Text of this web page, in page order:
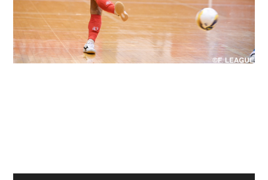
立川アスレティックFC
ペスカドーラ町田
湘南ベルマーレ
ボアルース長野
FOLLOW US!